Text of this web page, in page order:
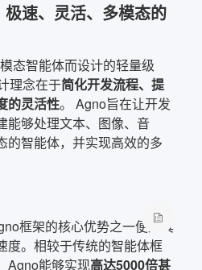
速、灵活、多模态的
态智能体而设计的轻量级
理念在于简化开发流程、提
的灵活性。 Agno旨在让开发
能够处理文本、图像、音
的智能体，并实现高效的多
框架的核心优势之一便是其
度。相较于传统的智能体框
Agno能够实现高达5000倍甚